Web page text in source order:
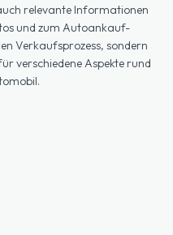
relevante Informationen
und zum Autoankauf-
Verkaufsprozess, sondern
verschiedene Aspekte rund